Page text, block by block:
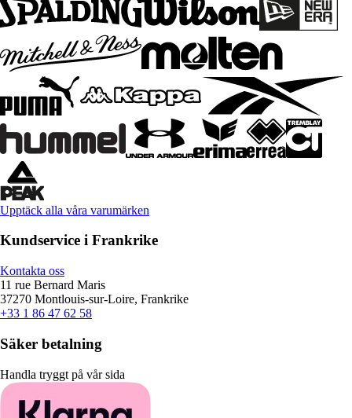
Upptäck alla våra varumärken
Kundservice i Frankrike
Kontakta oss
11 rue Bernard Maris
37270 Montlouis-sur-Loire, Frankrike
+33 1 86 47 62 58
Säker betalning
Handla tryggt på vår sida